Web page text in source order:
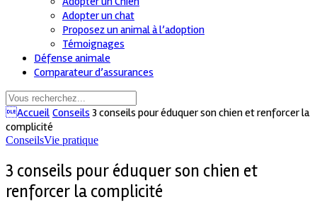
Adopter un chat
Proposez un animal à l’adoption
Témoignages
Défense animale
Comparateur d’assurances
Accueil Conseils 3 conseils pour éduquer son chien et renforcer la
complicité
ConseilsVie pratique
3 conseils pour éduquer son chien et
renforcer la complicité